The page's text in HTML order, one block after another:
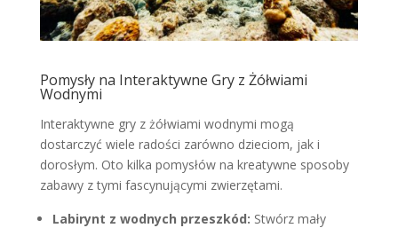
Pomysły na Interaktywne Gry z Żółwiami
Wodnymi
Interaktywne gry z żółwiami wodnymi mogą
dostarczyć wiele radości zarówno dzieciom, jak i
dorosłym. Oto kilka pomysłów na kreatywne sposoby
zabawy z tymi fascynującymi zwierzętami.
Labirynt z wodnych przeszkód: Stwórz mały